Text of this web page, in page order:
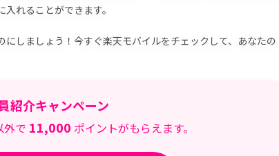
れることができます。
しましょう！今すぐ楽天モバイルをチェックして、あなたの
紹介キャンペーン
外で 11,000 ポイントがもらえます。